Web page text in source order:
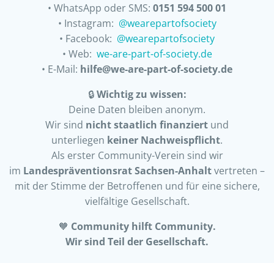
• WhatsApp oder SMS: 0151 594 500 01
• Instagram: @wearepartofsociety
• Facebook: @wearepartofsociety
• Web: we-are-part-of-society.de
• E-Mail: hilfe@we-are-part-of-society.de
🔒Wichtig zu wissen:
Deine Daten bleiben anonym.
Wir sind nicht staatlich finanziert und
unterliegen keiner Nachweispflicht.
Als erster Community-Verein sind wir
im Landespräventionsrat Sachsen-Anhaltvertreten –
mit der Stimme der Betroffenen und für eine sichere,
vielfältige Gesellschaft.
🧡 Community hilft Community.
Wir sind Teil der Gesellschaft.